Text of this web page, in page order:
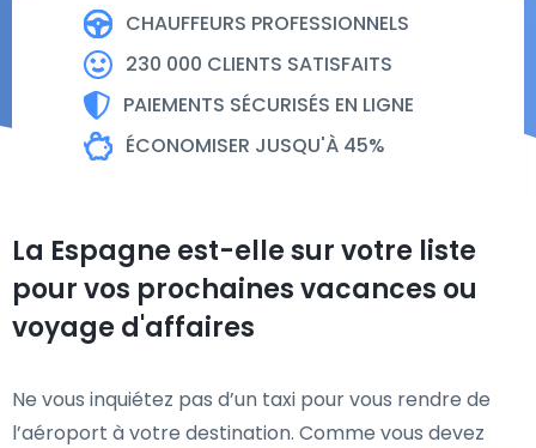
CHAUFFEURS PROFESSIONNELS
230 000 CLIENTS SATISFAITS
PAIEMENTS SÉCURISÉS EN LIGNE
ÉCONOMISER JUSQU'À 45%
La Espagne est-elle sur votre liste
pour vos prochaines vacances ou
voyage d'affaires
Ne vous inquiétez pas d’un taxi pour vous rendre de
l’aéroport à votre destination. Comme vous devez